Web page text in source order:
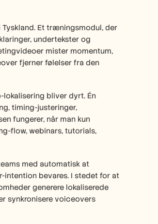
Et træningsmodul, der
undertekster og
mister momentum,
fjerner følelser fra den
bliver dyrt. Én
timing-justeringer,
fungerer, når man kun
flow, webinars, tutorials,
med automatisk at
bevares. I stedet for at
generere lokaliserede
synkronisere voiceovers